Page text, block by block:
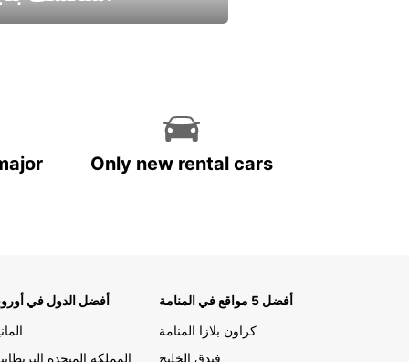
Only new rental cars
أفضل الدول في
المملكة المتحدة
أفضل 5 مواقع في المنامة
كراون بلازا المنامة
فندق الخليج